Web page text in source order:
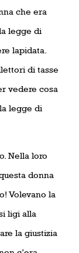
che era
legge di
lapidata.
di tasse
vedere cosa
legge di
Nella loro
donna
Volevano la
ligi alla
la giustizia